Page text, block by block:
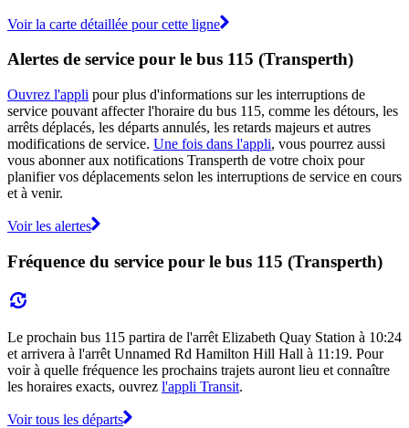
Voir la carte détaillée pour cette ligne
Alertes de service pour le bus 115 (Transperth)
Ouvrez l'appli pour plus d'informations sur les interruptions de
service pouvant affecter l'horaire du bus 115, comme les détours, les
arrêts déplacés, les départs annulés, les retards majeurs et autres
modifications de service. Une fois dans l'appli, vous pourrez aussi
vous abonner aux notifications Transperth de votre choix pour
planifier vos déplacements selon les interruptions de service en cours
et à venir.
Voir les alertes
Fréquence du service pour le bus 115 (Transperth)
Le prochain bus 115 partira de l'arrêt Elizabeth Quay Station à 10:24
et arrivera à l'arrêt Unnamed Rd Hamilton Hill Hall à 11:19. Pour
voir à quelle fréquence les prochains trajets auront lieu et connaître
les horaires exacts, ouvrez l'appli Transit.
Voir tous les départs